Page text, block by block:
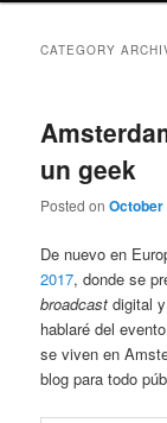
CATEGORY
un geek
Posted onOctober
De nuevo en
2017, donde se
broadcast digital
hablaré del
se viven en
blog para todo